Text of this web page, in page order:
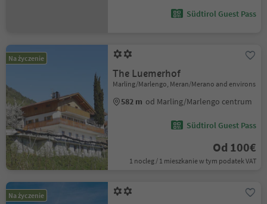
Südtirol Guest Pass
Na życzenie
The Luemerhof
Marling/Marlengo, Meran/Merano and environs
582 m od Marling/Marlengo centrum
Südtirol Guest Pass
Od 100€
1 nocleg / 1 mieszkanie w tym podatek VAT
Na życzenie